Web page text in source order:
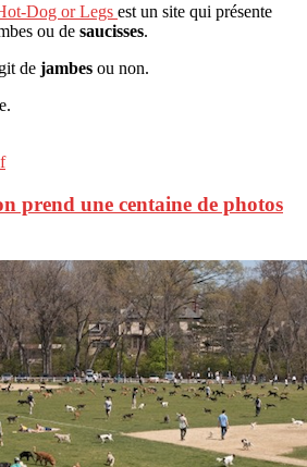
Dog or Legs est un site qui présente
ou de saucisses.
de jambes ou non.
prend une centaine de photos